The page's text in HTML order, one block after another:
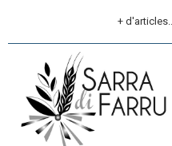
+ d'articles...